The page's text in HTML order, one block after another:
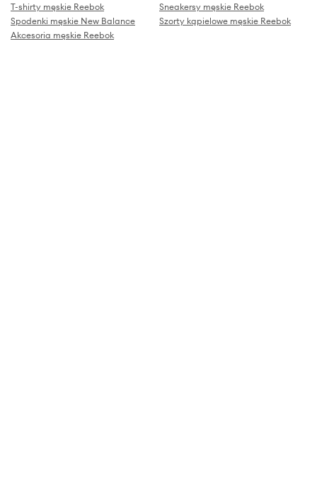
T-shirty męskie Reebok
Sneakersy męskie Reebok
Spodenki męskie New Balance
Szorty kąpielowe męskie Reebok
Akcesoria męskie Reebok